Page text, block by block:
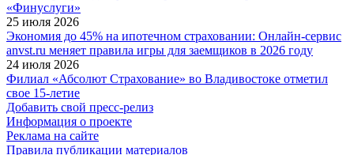
«Финуслуги»
25 июля 2026
Экономия до 45% на ипотечном страховании: Онлайн-сервис
anvst.ru меняет правила игры для заемщиков в 2026 году
24 июля 2026
Филиал «Абсолют Страхование» во Владивостоке отметил
свое 15-летие
Добавить свой пресс-релиз
Информация о проекте
Реклама на сайте
Правила публикации материалов